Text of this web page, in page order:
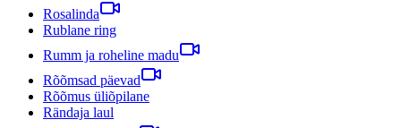
Rosalinda
Rublane ring
Rumm ja roheline madu
Rõõmsad päevad
Rõõmus üliõpilane
Rändaja laul